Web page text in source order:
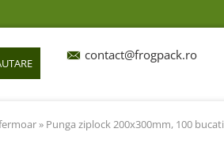
contact@frogpack.ro
» Punga ziplock 200x300mm, 100 bucati